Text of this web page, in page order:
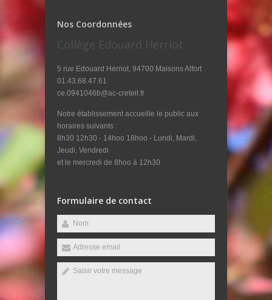
Nos Coordonnées
Collège Edouard Herriot
5 rue Edouard Herriot, 94700 Maisons Alfort
01.43.68.47.61
ce.0941046b@ac-creteil.fr
Notre établissement accueille le public aux
horaires suivants :
8h30 12h30 - 14hoo 18hoo - Lundi, Mardi,
Jeudi, Vendredi
et le mercredi de 8hoo à 12h30
Formulaire de contact